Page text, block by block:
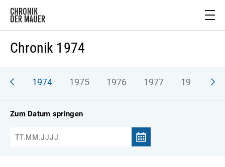
Chronik 1974
1974 1975 1976 1977 1978
Zum Datum springen